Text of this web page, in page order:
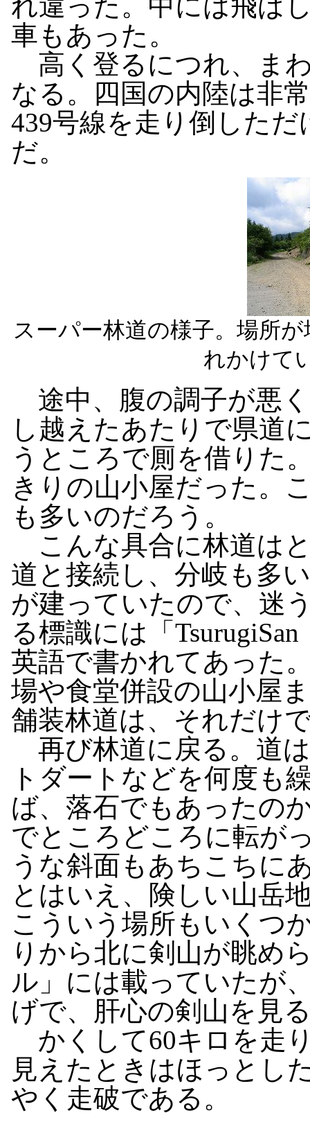
車もあった。
高く登るにつれ、ま
なる。四国の内陸は非
439号線を走り倒した
だ。
スーパー林道の様子。場所
れかけて
途中、腹の調子が悪
し越えたあたりで県道
うところで厠を借りた
きりの山小屋だった。
も多いのだろう。
こんな具合に林道は
道と接続し、分岐も多
が建っていたので、迷
る標識には「
英語で書かれてあった
場や食堂併設の山小屋
舗装林道は、それだけ
再び林道に戻る。道
トダートなどを何度も
ば、落石でもあったの
でところどころに転が
うな斜面もあちこちに
とはいえ、険しい山岳
こういう場所もいくつ
りから北に剣山が眺め
ル」には載っていたが
げで、肝心の剣山を見
かくして60キロを走
見えたときはほっとし
やく走破である。